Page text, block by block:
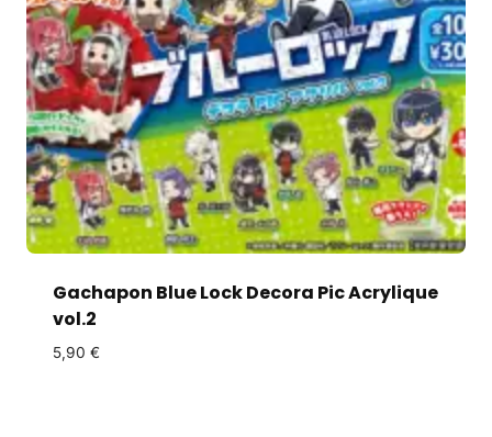
Gachapon Blue Lock Decora Pic Acrylique
vol.2
5,90 €